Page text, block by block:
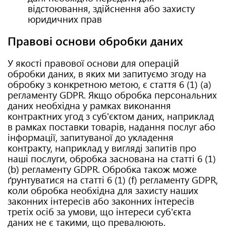
відстоювання, здійснення або захисту
юридичних прав
Правові основи обробки даних
У якості правової основи для операцій
обробки даних, в яких ми запитуємо згоду на
обробку з конкретною метою, є стаття 6 (1) (a)
регламенту GDPR. Якщо обробка персональних
даних необхідна у рамках виконання
контрактних угод з суб'єктом даних, наприклад
в рамках поставки товарів, надання послуг або
інформації, запитуваної до укладення
контракту, наприклад у вигляді запитів про
наші послуги, обробка заснована на статті 6 (1)
(b) регламенту GDPR. Обробка також може
ґрунтуватися на статті 6 (1) (f) регламенту GDPR,
коли обробка необхідна для захисту наших
законних інтересів або законних інтересів
третіх осіб за умови, що інтереси суб'єкта
даних не є такими, що превалюють.